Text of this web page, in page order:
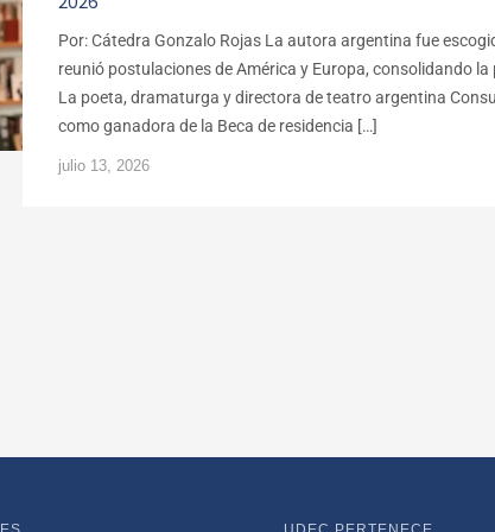
Por: Cátedra Gonzalo Rojas La autora argentina fue
reunió postulaciones de América y Europa, consolidando
La poeta, dramaturga y directora de teatro argentina
como ganadora de la Beca de residencia […]
julio 13, 2026